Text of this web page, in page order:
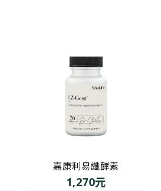
嘉康利易纖酵素
1,270元